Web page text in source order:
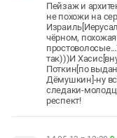
Пейзаж и
не похожи на
чёрном,
так)))И
Поткин[по
Дёмушкин]-ну
следаки-
респект!